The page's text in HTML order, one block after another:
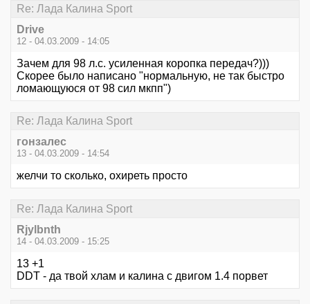
Re: Лада Калина Sport
Drive
12 - 04.03.2009 - 14:05
Зачем для 98 л.с. усиленная коропка передач?)))
Скорее было написано "нормальную, не так быстро
ломающуюся от 98 сил мкпп")
Re: Лада Калина Sport
гонзалес
13 - 04.03.2009 - 14:54
желчи то сколько, охиреть просто
Re: Лада Калина Sport
Rjylbnth
14 - 04.03.2009 - 15:25
13 +1
DDT - да твой хлам и калина с двигом 1.4 порвет